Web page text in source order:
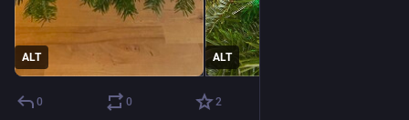
ALT ALT
0 0 2